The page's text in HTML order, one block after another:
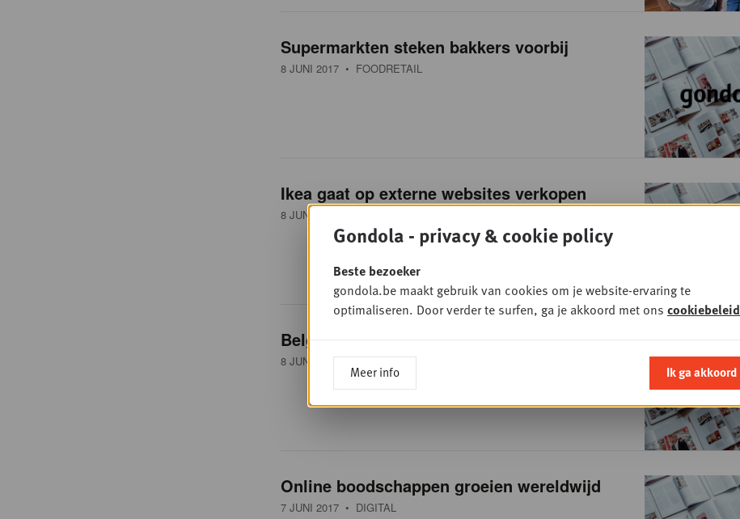
Supermarkten steken bakkers voorbij
8 JUNI 2017 • FOODRETAIL
Ikea gaat op externe websites verkopen
8 JUNI 2017
Belgische e-commerce nadert maturiteit
8 JUNI 2017• DIGITAL
Online boodschappen groeien wereldwijd
7 JUNI 2017 • DIGITAL
Gondola - privacy & cookie policy
Beste bezoeker
gondola.be maakt gebruik van cookies om je website-ervaring te
optimaliseren. Door verder te surfen, ga je akkoord met ons cookiebeleid
Meer info Ik ga akkoord